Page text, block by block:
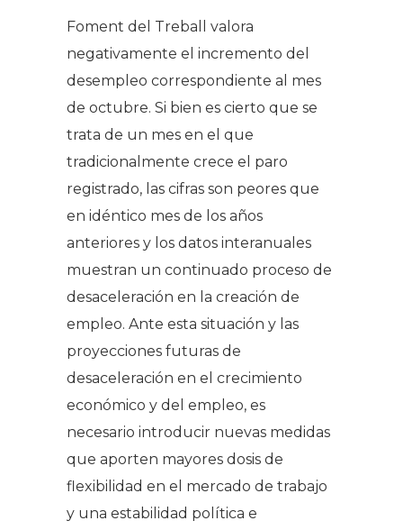
Foment del Treball valora
negativamente el incremento del
desempleo correspondiente al mes
de octubre. Si bien es cierto que se
trata de un mes en el que
tradicionalmente crece el paro
registrado, las cifras son peores que
en idéntico mes de los años
anteriores y los datos interanuales
muestran un continuado proceso de
desaceleración en la creación de
empleo. Ante esta situación y las
proyecciones futuras de
desaceleración en el crecimiento
económico y del empleo, es
necesario introducir nuevas medidas
que aporten mayores dosis de
flexibilidad en el mercado de trabajo
y una estabilidad política e